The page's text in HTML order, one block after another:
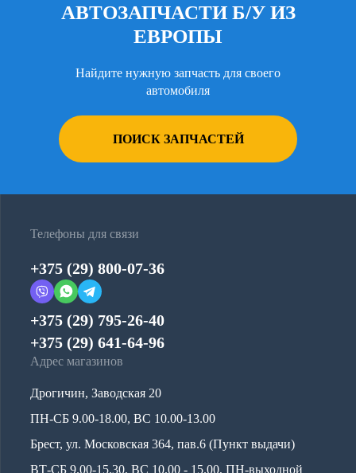
АВТОЗАПЧАСТИ Б/У ИЗ
ЕВРОПЫ
Найдите нужную запчасть для своего
автомобиля
ПОИСК ЗАПЧАСТЕЙ
Телефоны для связи
+375 (29) 800-07-36
+375 (29) 795-26-40
+375 (29) 641-64-96
Адрес магазинов
Дрогичин, Заводская 20
ПН-СБ 9.00-18.00, ВС 10.00-13.00
Брест, ул. Московская 364, пав.6 (Пункт выдачи)
ВТ-СБ 9.00-15.30, ВС 10.00 - 15.00, ПН-выходной